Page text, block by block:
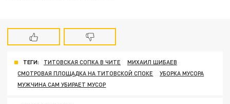
ТЕГИ: ТИТОВСКАЯ СОПКА В ЧИТЕ
МИХАИЛ ШИБАЕВ
СМОТРОВАЯ ПЛОЩАДКА НА ТИТОВСКОЙ СПОКЕ
УБОРКА МУСОРА
МУЖЧИНА САМ УБИРАЕТ МУСОР